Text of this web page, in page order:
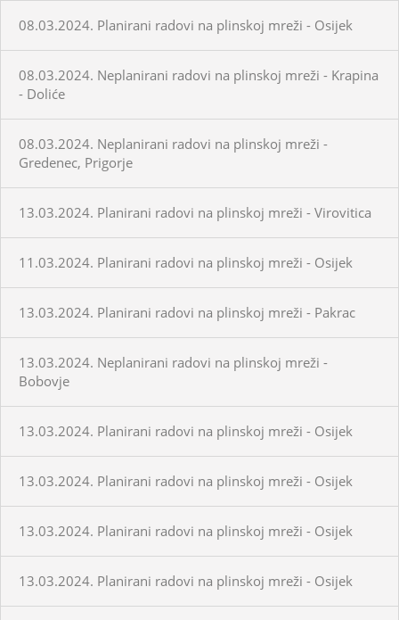
08.03.2024. Planirani radovi na plinskoj mreži - Osijek
08.03.2024. Neplanirani radovi na plinskoj mreži - Krapina
- Doliće
08.03.2024. Neplanirani radovi na plinskoj mreži -
Gredenec, Prigorje
13.03.2024. Planirani radovi na plinskoj mreži - Virovitica
11.03.2024. Planirani radovi na plinskoj mreži - Osijek
13.03.2024. Planirani radovi na plinskoj mreži - Pakrac
13.03.2024. Neplanirani radovi na plinskoj mreži -
Bobovje
13.03.2024. Planirani radovi na plinskoj mreži - Osijek
13.03.2024. Planirani radovi na plinskoj mreži - Osijek
13.03.2024. Planirani radovi na plinskoj mreži - Osijek
13.03.2024. Planirani radovi na plinskoj mreži - Osijek